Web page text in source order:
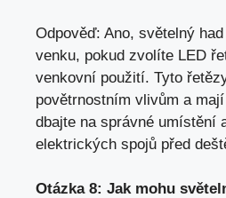
Odpověď: Ano, světelný
venku, pokud zvolíte LED
venkovní použití. Tyto
povětrnostním vlivům a
dbajte na správné umístění
elektrických spojů před
Otázka 8: Jak mohu